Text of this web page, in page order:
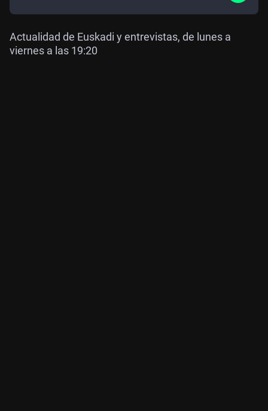
Actualidad de Euskadi y entrevistas, de lunes a
viernes a las 19:20